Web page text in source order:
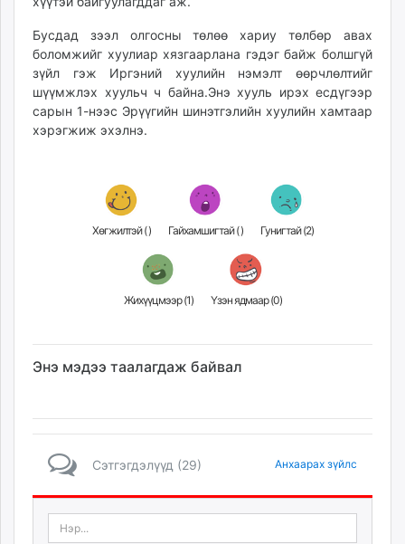
fact.mn
itoim.mn
tumen.mn
shuum.mn
times.mn
tvmongolia.mn
Бусдад зээл олгосны төлөө хариу төлбөр авах
боломжийг хуулиар хязгаарлана гэдэг байж болшгүй
зүйл гэж Иргэний хуулийн нэмэлт өөрчлөлтийг
шүүмжлэх хуульч ч байна.Энэ хууль ирэх есдүгээр
сарын 1-нээс Эрүүгийн шинэтгэлийн хуулийн хамтаар
хэрэгжиж эхэлнэ.
Хөгжилтэй () Гайхамшигтай () Гунигтай (2)
Жихүүцмээр (1) Үзэн ядмаар (0)
Энэ мэдээ таалагдаж байвал
Сэтгэгдэлүүд (29) Анхаарах зүйлс